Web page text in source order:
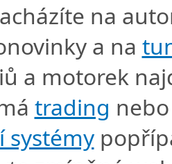
na
a na
a motorek
trading
systémy